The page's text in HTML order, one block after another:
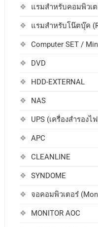
แรมสำหรับคอมพิวเต
แรมสำหรับโน๊ตบุ๊ค
Computer SET /
DVD
HDD-EXTERNAL
NAS
UPS (เครื่องสำรองไ
APC
CLEANLINE
SYNDOME
จอคอมพิวเตอร๋
MONITOR AOC